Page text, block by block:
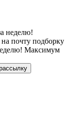
неделю!
почту подборку
Максимум